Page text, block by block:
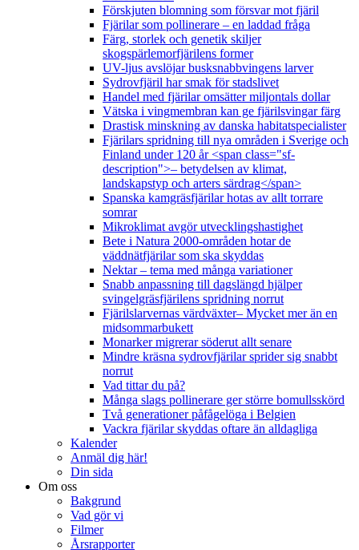
Förskjuten blomning som försvar mot fjäril
Fjärilar som pollinerare – en laddad fråga
Färg, storlek och genetik skiljer
skogspärlemorfjärilens former
UV-ljus avslöjar busksnabbvingens larver
Sydrovfjäril har smak för stadslivet
Handel med fjärilar omsätter miljontals dollar
Vätska i vingmembran kan ge fjärilsvingar färg
Drastisk minskning av danska habitatspecialister
Fjärilars spridning till nya områden i Sverige och
Finland under 120 år <span class="sf-
description">– betydelsen av klimat,
landskapstyp och arters särdrag</span>
Spanska kamgräsfjärilar hotas av allt torrare
somrar
Mikroklimat avgör utvecklingshastighet
Bete i Natura 2000-områden hotar de
väddnätfjärilar som ska skyddas
Nektar – tema med många variationer
Snabb anpassning till dagslängd hjälper
svingelgräsfjärilens spridning norrut
Fjärilslarvernas värdväxter– Mycket mer än en
midsommarbukett
Monarker migrerar söderut allt senare
Mindre kräsna sydrovfjärilar sprider sig snabbt
norrut
Vad tittar du på?
Många slags pollinerare ger större bomullsskörd
Två generationer påfågelöga i Belgien
Vackra fjärilar skyddas oftare än alldagliga
Kalender
Anmäl dig här!
Din sida
Om oss
Bakgrund
Vad gör vi
Filmer
Årsrapporter